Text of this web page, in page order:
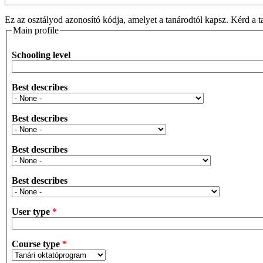
Ez az osztályod azonosító kódja, amelyet a tanárodtól kapsz. Kérd a
Main profile
Schooling level
Best describes
Best describes
Best describes
Best describes
User type *
Course type *